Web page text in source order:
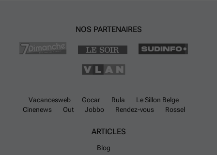
NOS PARTENAIRES
Vacancesweb Gocar Rula
Le Sillon Belge
Cinenews
Out Jobbo Rendez-vous Rossel
ARTICLES
Blog